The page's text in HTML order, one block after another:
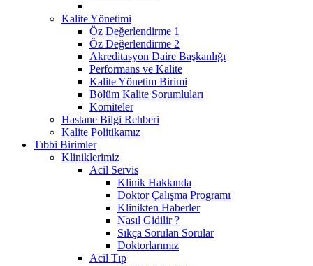
Kalite Yönetimi
Öz Değerlendirme 1
Öz Değerlendirme 2
Akreditasyon Daire Başkanlığı
Performans ve Kalite
Kalite Yönetim Birimi
Bölüm Kalite Sorumluları
Komiteler
Hastane Bilgi Rehberi
Kalite Politikamız
Tıbbi Birimler
Kliniklerimiz
Acil Servis
Klinik Hakkında
Doktor Çalışma Programı
Klinikten Haberler
Nasıl Gidilir ?
Sıkça Sorulan Sorular
Doktorlarımız
Acil Tıp